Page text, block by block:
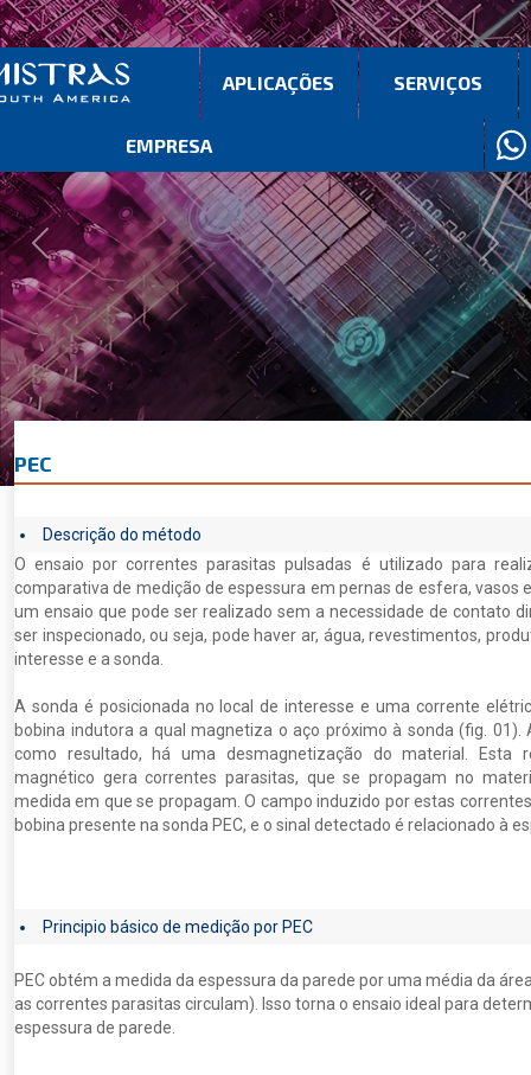
Previous Next
APLICAÇÕES SERVIÇOS
EMPRESA
PEC
Descrição do método
O ensaio por correntes parasitas pulsadas é utilizado para
comparativa de medição de espessura em pernas de esfera, vasos
um ensaio que pode ser realizado sem a necessidade de contato
ser inspecionado, ou seja, pode haver ar, água, revestimentos,
interesse e a sonda.
A sonda é posicionada no local de interesse e uma corrente
bobina indutora a qual magnetiza o aço próximo à sonda (fig. 01).
como resultado, há uma desmagnetização do material. Esta
magnético gera correntes parasitas, que se propagam no
medida em que se propagam. O campo induzido por estas
bobina presente na sonda PEC, e o sinal detectado é relacionado à
Principio básico de medição por PEC
PEC obtém a medida da espessura da parede por uma média da
as correntes parasitas circulam). Isso torna o ensaio ideal para
espessura de parede.